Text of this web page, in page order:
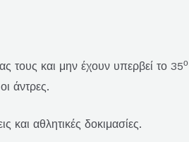
τους και μην έχουν υπερβεί το 35ο
άντρες.
και αθλητικές δοκιμασίες.